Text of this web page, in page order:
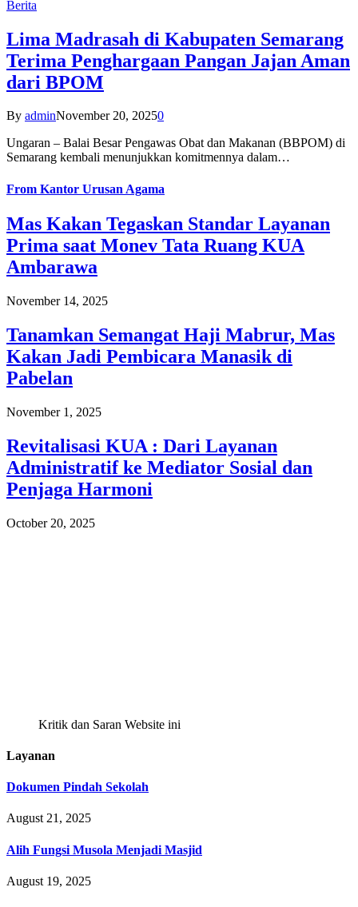
Berita
Lima Madrasah di Kabupaten Semarang
Terima Penghargaan Pangan Jajan Aman
dari BPOM
By adminNovember 20, 20250
Ungaran – Balai Besar Pengawas Obat dan Makanan (BBPOM) di
Semarang kembali menunjukkan komitmennya dalam…
From Kantor Urusan Agama
Mas Kakan Tegaskan Standar Layanan
Prima saat Monev Tata Ruang KUA
Ambarawa
November 14, 2025
Tanamkan Semangat Haji Mabrur, Mas
Kakan Jadi Pembicara Manasik di
Pabelan
November 1, 2025
Revitalisasi KUA : Dari Layanan
Administratif ke Mediator Sosial dan
Penjaga Harmoni
October 20, 2025
Kritik dan Saran Website ini
Layanan
Dokumen Pindah Sekolah
August 21, 2025
Alih Fungsi Musola Menjadi Masjid
August 19, 2025